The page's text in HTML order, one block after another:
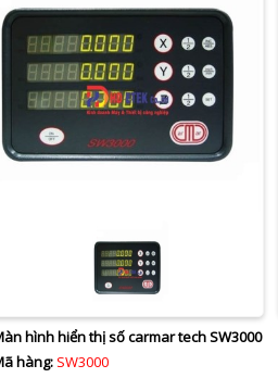
hình hiển thị số carmar tech SW3000
hàng: SW3000